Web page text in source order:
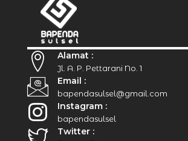
Alamat :
Jl. A. P. Pettarani No. 1
Email :
bapendasulsel@gmail.com
Instagram :
bapendasulsel
Twitter :